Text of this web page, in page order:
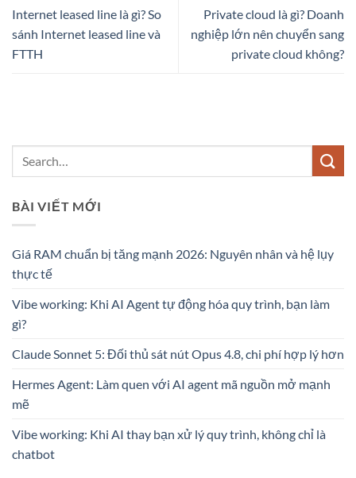
Internet leased line là gì? So
sánh Internet leased line và
FTTH
Private cloud là gì? Doanh
nghiệp lớn nên chuyển sang
private cloud không?
BÀI VIẾT MỚI
Giá RAM chuẩn bị tăng mạnh 2026: Nguyên nhân và hệ lụy
thực tế
Vibe working: Khi AI Agent tự động hóa quy trình, bạn làm
gì?
Claude Sonnet 5: Đối thủ sát nút Opus 4.8, chi phí hợp lý hơn
Hermes Agent: Làm quen với AI agent mã nguồn mở mạnh
mẽ
Vibe working: Khi AI thay bạn xử lý quy trình, không chỉ là
chatbot